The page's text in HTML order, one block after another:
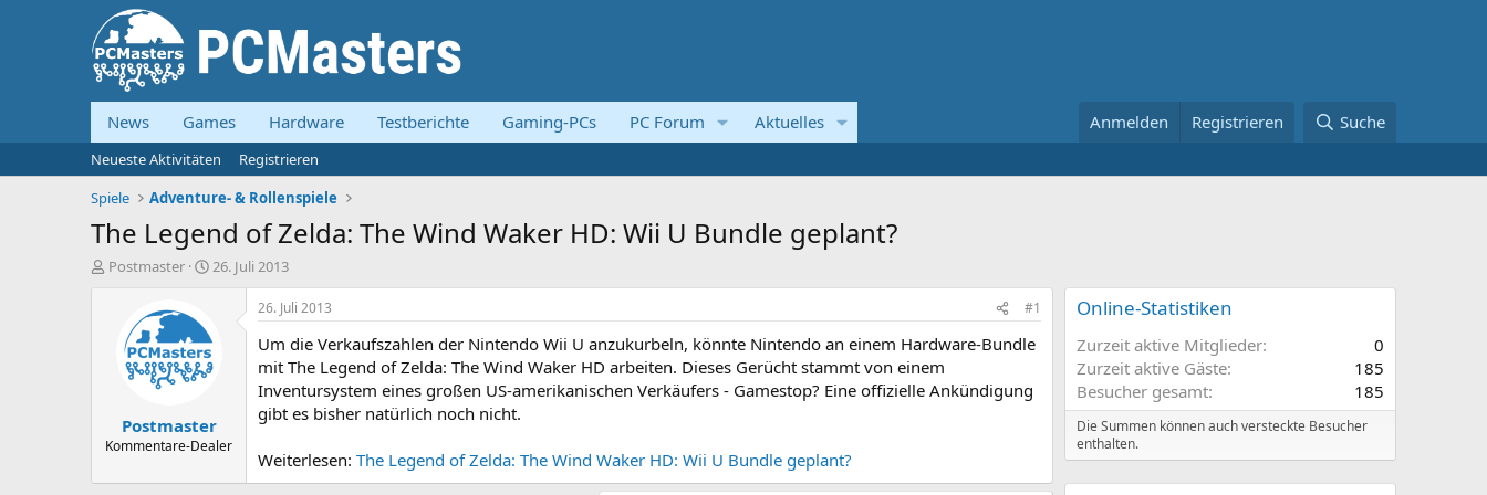
News Games Hardware Testberichte Gaming-PCs PC Forum Aktuelles Anmelden Registrieren Suche
Neueste Aktivitäten
Registrieren
Spiele
Adventure- & Rollenspiele
The Legend of Zelda: The Wind Waker HD: Wii U Bundle geplant?
E
Postmaster
E
e
l
a
m
26. Juli 2013
Postmaster
Kommentare-Dealer
26. Juli 2013 #1
Um die Verkaufszahlen der Nintendo Wii U anzukurbeln, könnte Nintendo an einem Hardware-Bundle
mit The Legend of Zelda: The Wind Waker HD arbeiten. Dieses Gerücht stammt von einem
Inventursystem eines großen US-amerikanischen Verkäufers - Gamestop? Eine offizielle Ankündigung
gibt es bisher natürlich noch nicht.
Weiterlesen: The Legend of Zelda: The Wind Waker HD: Wii U Bundle geplant?
Online-Statistiken
Zurzeit aktive Mitglieder
0
Zurzeit aktive Gäste
185
Besucher gesamt
185
Die Summen können auch versteckte Besucher
enthalten.